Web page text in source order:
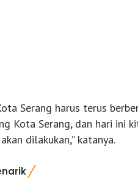
Serang harus terus
Kota Serang, dan hari ini
dilakukan,” katanya.